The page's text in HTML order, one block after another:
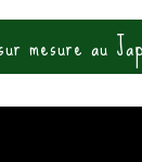
mesure au